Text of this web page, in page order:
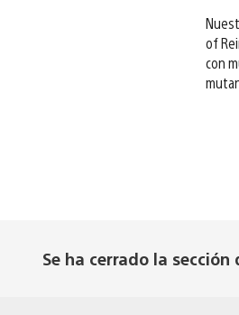
of
con
Se ha cerrado la